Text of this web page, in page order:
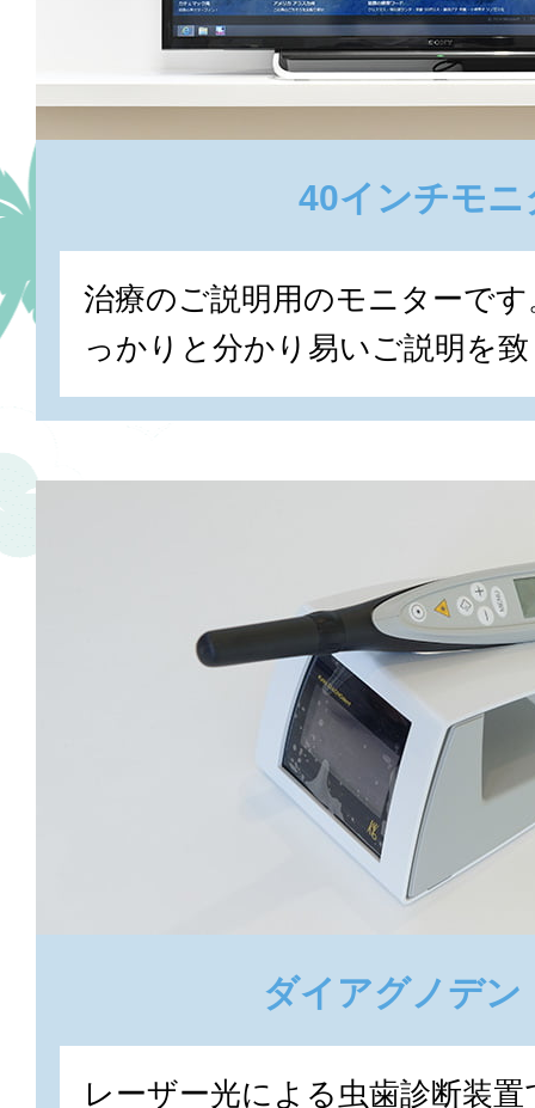
40インチモニ
治療のご説明用のモニターで
っかりと分かり易いご説明を
ダイアグノデン
レーザー光による虫歯診断装